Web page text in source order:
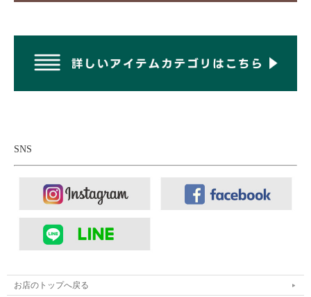
SNS
お店のトップへ戻る